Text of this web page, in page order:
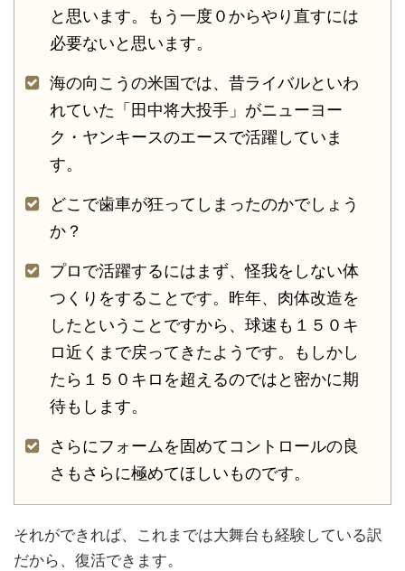
と思います。もう一度０からやり直すには
必要ないと思います。
海の向こうの米国では、昔ライバルといわ
れていた「田中将大投手」がニューヨー
ク・ヤンキースのエースで活躍していま
す。
どこで歯車が狂ってしまったのかでしょう
か？
プロで活躍するにはまず、怪我をしない体
つくりをすることです。昨年、肉体改造を
したということですから、球速も１５０キ
ロ近くまで戻ってきたようです。もしかし
たら１５０キロを超えるのではと密かに期
待もします。
さらにフォームを固めてコントロールの良
さもさらに極めてほしいものです。
それができれば、これまでは大舞台も経験している訳
だから、復活できます。